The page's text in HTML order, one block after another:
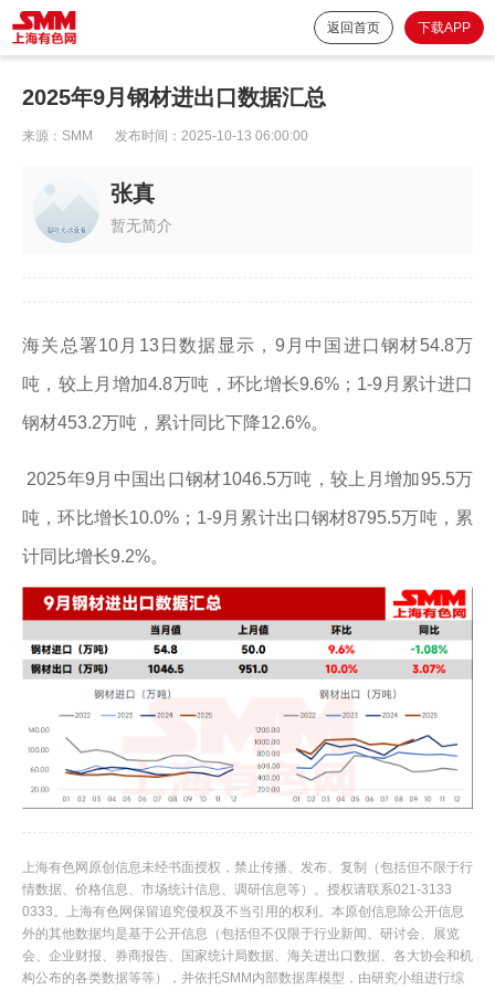
返回首页 下载APP
2025年9月钢材进出口数据汇总
来源： SMM 发布时间： 2025-10-13 06:00:00
张真
暂无简介
海关总署10月13日数据显示，9月中国进口钢材54.8万
吨，较上月增加4.8万吨，环比增长9.6%；1-9月累计进口
钢材453.2万吨，累计同比下降12.6%。
2025年9月中国出口钢材1046.5万吨，较上月增加95.5万
吨，环比增长10.0%；1-9月累计出口钢材8795.5万吨，累
计同比增长9.2%。
上海有色网原创信息未经书面授权，禁止传播、发布、复制（包括但不限于行
情数据、价格信息、市场统计信息、调研信息等）。授权请联系021-3133
0333。上海有色网保留追究侵权及不当引用的权利。本原创信息除公开信息
外的其他数据均是基于公开信息（包括但不仅限于行业新闻、研讨会、展览
会、企业财报、券商报告、国家统计局数据、海关进出口数据、各大协会和机
构公布的各类数据等等），并依托SMM内部数据库模型，由研究小组进行综